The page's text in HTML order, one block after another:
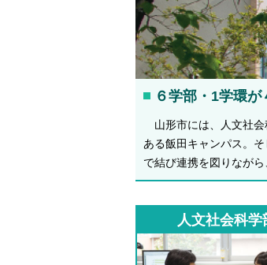
６学部・1学環
山形市には、人文社会
ある飯田キャンパス。
で結び連携を図りなが
人文社会科学